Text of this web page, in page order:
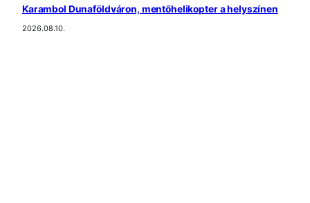
Karambol Dunaföldváron, mentőhelikopter a helyszínen
2026.08.10.